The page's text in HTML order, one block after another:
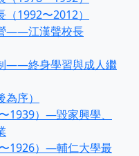
1992〜2012）
——江漢聲校長
——終身學習與成人繼
序）
1939）—毀家興學、
1926）—輔仁大學最